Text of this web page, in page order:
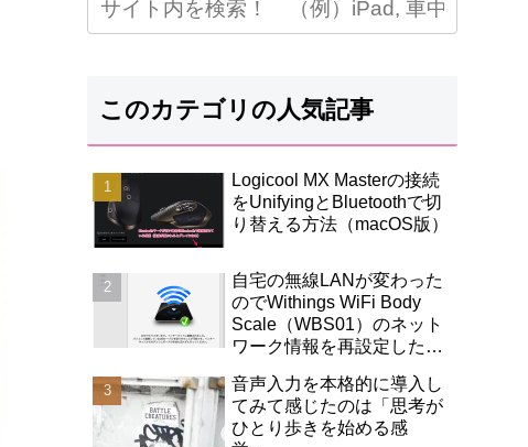
このカテゴリの人気記事
Logicool MX Masterの接続
をUnifyingとBluetoothで切
り替える方法（macOS版）
自宅の無線LANが変わった
のでWithings WiFi Body
Scale（WBS01）のネット
ワーク情報を再設定したの
音声入力を本格的に導入し
てみて感じたのは「思考が
ひとり歩きを始める感